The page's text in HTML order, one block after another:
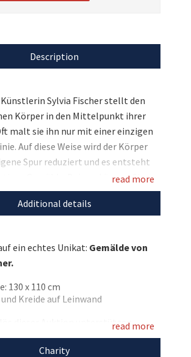
Description
Künstlerin Sylvia Fischer stellt den
Körper in den Mittelpunkt ihrer
malt sie ihn nur mit einer einzigen
Auf diese Weise wird der Körper
Spur reduziert und es entsteht
Gemälde. Bei uns können Sie
besonderen Kunstwerke
Bieten Sie jetzt mit und
bei uns auch
read more
Additional details
ein echtes Unikat: Gemälde von
130 x 110 cm
Kreide auf Leinwand
dieser Auktion unterstützenread more
Charity